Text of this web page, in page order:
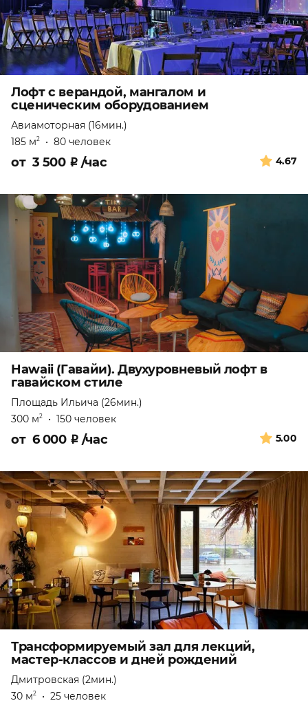
Лофт с верандой, мангалом и
сценическим оборудованием
Авиамоторная (16мин.)
185 м2 • 80 человек
4.67
от 3 500 ₽ /час
Hawaii (Гавайи). Двухуровневый лофт в
гавайском стиле
Площадь Ильича (26мин.)
300 м2 • 150 человек
5.00
от 6 000 ₽ /час
Трансформируемый зал для лекций,
мастер-классов и дней рождений
Дмитровская (2мин.)
30 м2 • 25 человек